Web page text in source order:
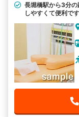
長堀橋駅から3分
しやすくて便利です